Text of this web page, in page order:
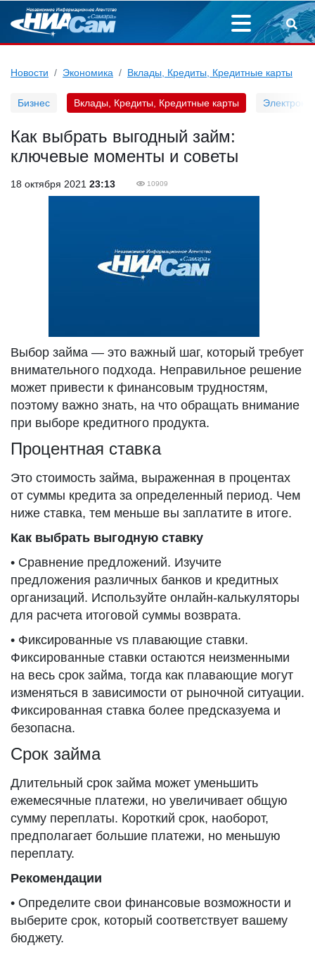
Новости Экономика Вклады, Кредиты, Кредитные карты
Бизнес Вклады, Кредиты, Кредитные карты
Как выбрать выгодный займ:
ключевые моменты и советы
18 октября 2021 23:13 10909
Выбор займа — это важный шаг, который требует
внимательного подхода. Неправильное решение
может привести к финансовым трудностям,
поэтому важно знать, на что обращать внимание
при выборе кредитного продукта.
Процентная ставка
Это стоимость займа, выраженная в процентах
от суммы кредита за определенный период. Чем
ниже ставка, тем меньше вы заплатите в итоге.
Как выбрать выгодную ставку
• Сравнение предложений. Изучите
предложения различных банков и кредитных
организаций. Используйте онлайн-калькуляторы
для расчета итоговой суммы возврата.
• Фиксированные vs плавающие ставки.
Фиксированные ставки остаются неизменными
на весь срок займа, тогда как плавающие могут
изменяться в зависимости от рыночной ситуации.
Фиксированная ставка более предсказуема и
безопасна.
Срок займа
Длительный срок займа может уменьшить
ежемесячные платежи, но увеличивает общую
сумму переплаты. Короткий срок, наоборот,
предполагает большие платежи, но меньшую
переплату.
Рекомендации
• Определите свои финансовые возможности и
выберите срок, который соответствует вашему
бюджету.